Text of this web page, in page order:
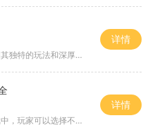
传奇游戏自推出以来，便因其独特的玩法和深厚的情怀吸引了无数玩家。它不仅仅是一款游戏，更是一代人的青春记忆。在这款游戏中，玩家可以选择不同的职业，进行角色扮演，体验到无数精彩的战斗和冒险。无论是战士、法师还是道士，每个职业都有其独特的技能和玩
详情
角色扮演的乐趣在传奇游戏中，玩家可以选择不同的角色，包括战士、法师和道士。每个职业都有其独特的技能和属性，玩家可以根据自己的喜好和游戏风格进行选择。战士以其强大的近战攻击和高防御能力著称，适合喜欢近身战斗的玩家；法师则拥有强大的法术攻击能力
详情